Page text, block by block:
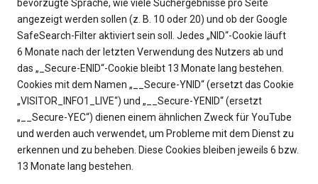
bevorzugte Sprache, wie viele Suchergebnisse pro Seite
angezeigt werden sollen (z. B. 10 oder 20) und ob der Google
SafeSearch-Filter aktiviert sein soll. Jedes „NID“-Cookie läuft
6 Monate nach der letzten Verwendung des Nutzers ab und
das „_Secure-ENID“-Cookie bleibt 13 Monate lang bestehen.
Cookies mit dem Namen „__Secure-YNID“ (ersetzt das Cookie
„VISITOR_INFO1_LIVE“) und „__Secure-YENID“ (ersetzt
„__Secure-YEC“) dienen einem ähnlichen Zweck für YouTube
und werden auch verwendet, um Probleme mit dem Dienst zu
erkennen und zu beheben. Diese Cookies bleiben jeweils 6 bzw.
13 Monate lang bestehen.